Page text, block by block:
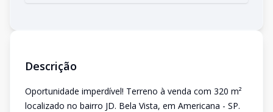
Descrição
Oportunidade imperdível! Terreno à venda com 320 m²
localizado no bairro JD. Bela Vista, em Americana - SP.